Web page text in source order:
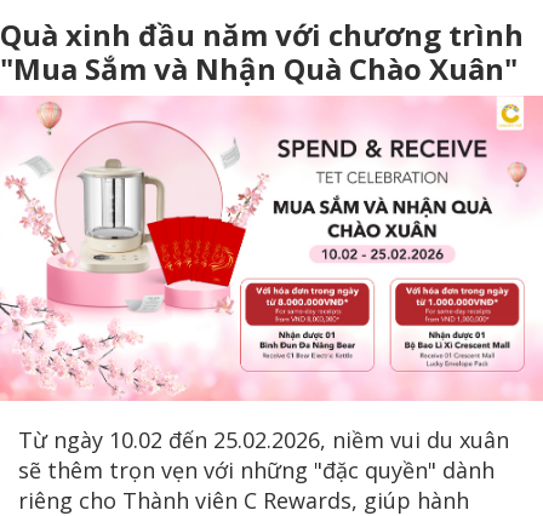
Quà xinh đầu năm với chương trình
"Mua Sắm và Nhận Quà Chào Xuân"
Từ ngày 10.02 đến 25.02.2026, niềm vui du xuân
sẽ thêm trọn vẹn với những "đặc quyền" dành
riêng cho Thành viên C Rewards, giúp hành